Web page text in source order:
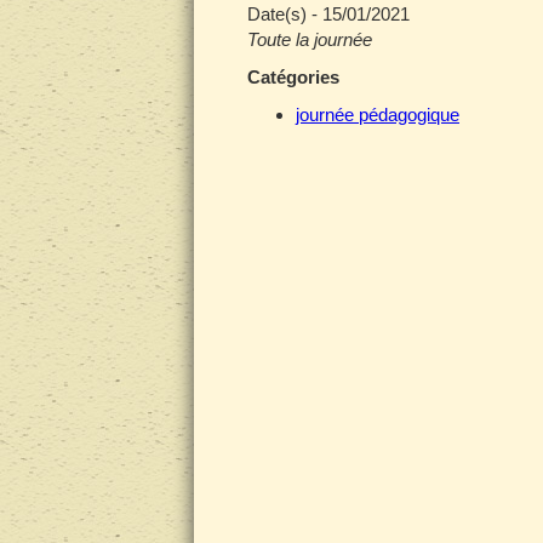
Date(s) - 15/01/2021
Toute la journée
Catégories
journée pédagogique